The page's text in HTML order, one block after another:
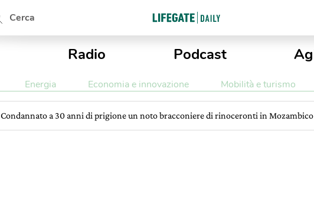
Cerca
Radio Podcast
Energia Economia e innovazione Mobilità e turismo
Condannato a 30 anni di prigione un noto bracconiere di rinoceronti in Mozambico